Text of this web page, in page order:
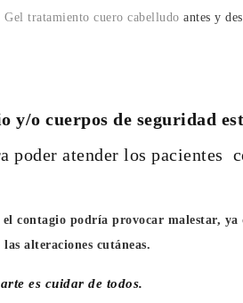
Gel tratamiento cuero cabelludo antes y
y/o cuerpos de seguridad
poder atender los pacientes
contagio podría provocar malestar,
alteraciones cutáneas.
es cuidar de todos.